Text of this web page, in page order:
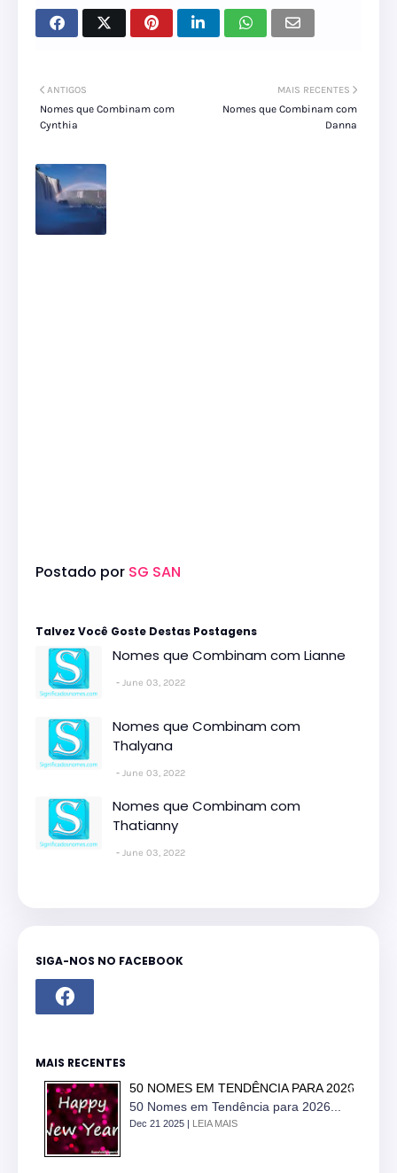
MAIS RECENTES
Nomes que Combinam com
Danna
ANTIGOS
Nomes que Combinam com
Cynthia
Postado por SG SAN
Talvez Você Goste Destas Postagens
Nomes que Combinam com Lianne
June 03, 2022
Nomes que Combinam com
Thalyana
June 03, 2022
Nomes que Combinam com
Thatianny
June 03, 2022
SIGA-NOS NO FACEBOOK
MAIS RECENTES
50 NOMES EM TENDÊNCIA PARA 2026
50 Nomes em Tendência para 2026...
Dec 21 2025 | LEIA MAIS